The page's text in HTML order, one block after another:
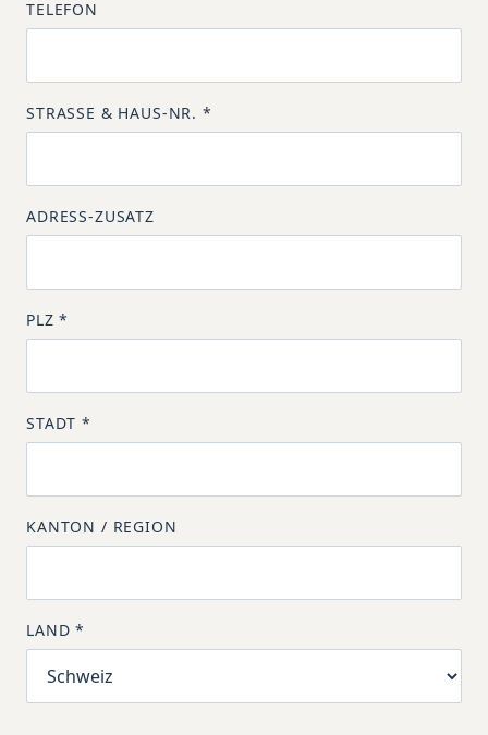
TELEFON
STRASSE & HAUS-NR. *
ADRESS-ZUSATZ
PLZ *
STADT *
KANTON / REGION
LAND *